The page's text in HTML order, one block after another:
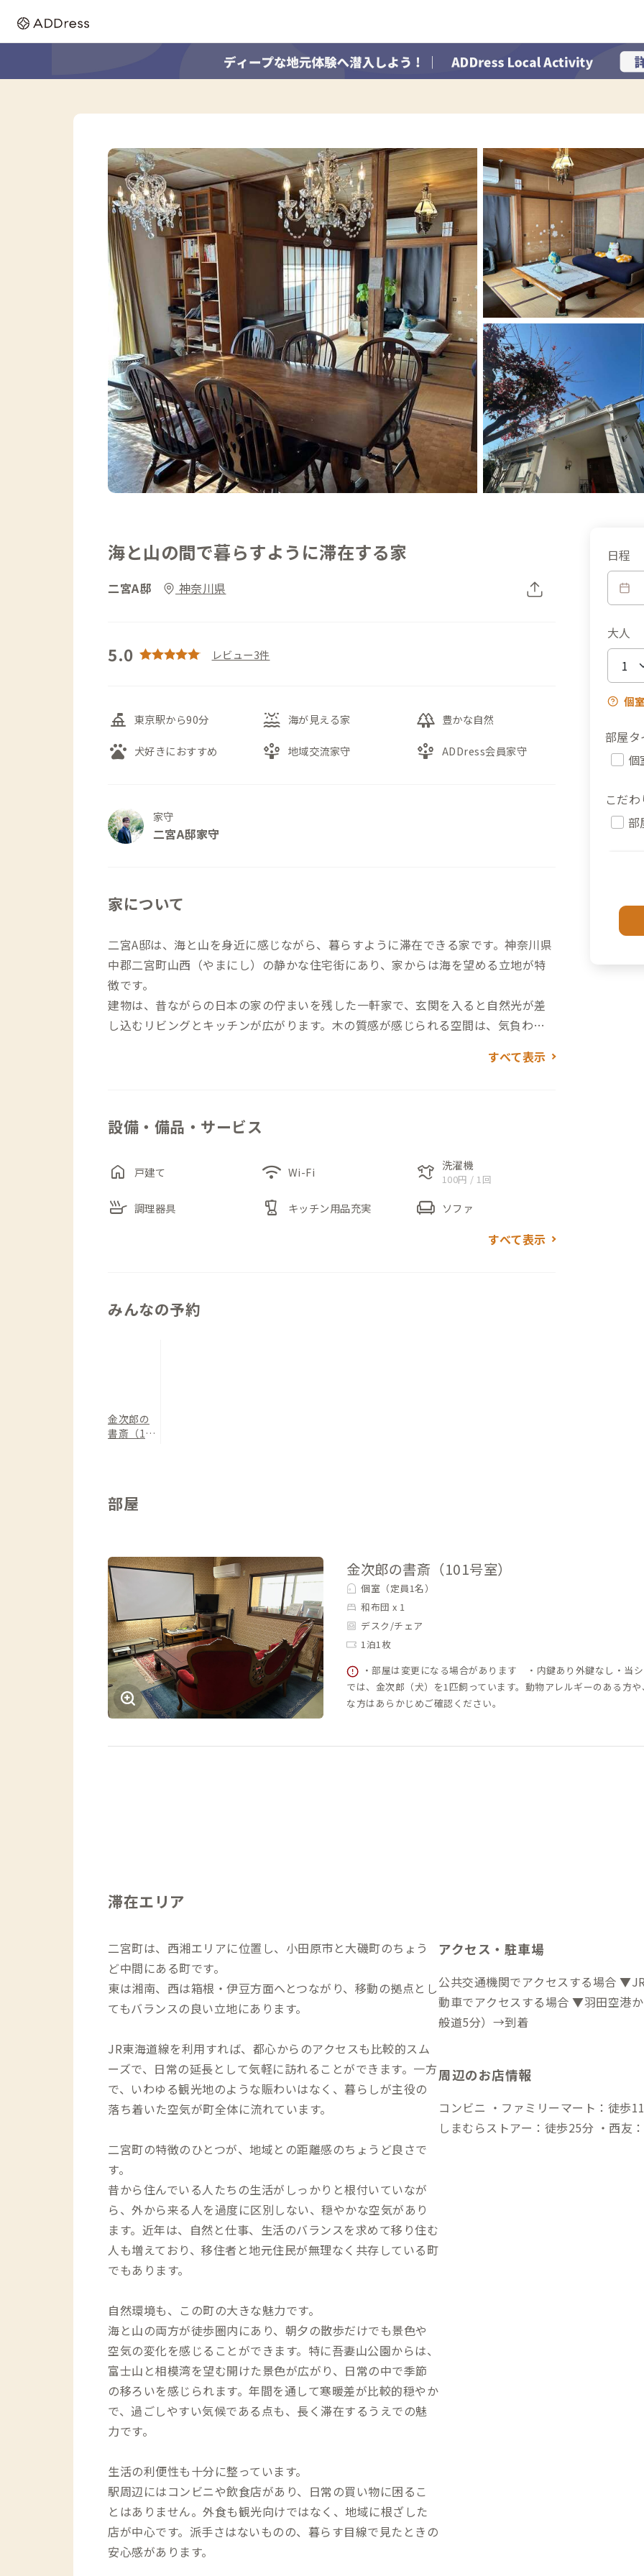
海と山の間で暮らすように滞在する家
二宮A邸 神奈川県
5.0 レビュー3件
things_to_do 東京駅から90分 water_lux 海が見える家 forest 豊かな自然
pets 犬好きにおすすめ person_play 地域交流家守 person_play ADDress会員家守
家守
二宮A邸家守
家について
二宮A邸は、海と山を身近に感じながら、暮らすように滞在できる家です。神奈川県
中郡二宮町山西（やまにし）の静かな住宅街にあり、家からは海を望める立地が特
徴です。
建物は、昔ながらの日本の家の佇まいを残した一軒家で、玄関を入ると自然光が差
し込むリビングとキッチンが広がります。木の質感が感じられる空間は、気負わず
リビングやキッチンは、会員が日常的に使いやすいシンプルなつくりです。自炊を
なじみやすい環境です。
で、徒歩圏内には海や山があり、散歩や気分転換もしやすい環境です。二宮A邸は、
すべて表示
設備・備品・サービス
home 戸建て wifi Wi-Fi laundry 洗濯機
100円 / 1回
skillet 調理器具 blender キッチン用品充実 chair ソファ
すべて表示
日程
大人
個
部屋タ
個
こだ
部
みんなの予約
金次郎の
書斎（10
部屋
金次郎の書斎（101号室）
個室（定員1名）
和布団 x 1
デスク/チェア
1泊1枚
・部屋は変更になる場合があります ・内鍵あり外鍵なし・当
では、金次郎（犬）を1匹飼っています。動物アレルギーのある方
な方はあらかじめご確認ください。
滞在エリア
二宮町は、西湘エリアに位置し、小田原市と大磯町のちょう
ど中間にある町です。
東は湘南、西は箱根・伊豆方面へとつながり、移動の拠点とし
てもバランスの良い立地にあります。
JR東海道線を利用すれば、都心からのアクセスも比較的スム
ーズで、日常の延長として気軽に訪れることができます。一方
で、いわゆる観光地のような賑わいはなく、暮らしが主役の
落ち着いた空気が町全体に流れています。
二宮町の特徴のひとつが、地域との距離感のちょうど良さで
す。
昔から住んでいる人たちの生活がしっかりと根付いていなが
ら、外から来る人を過度に区別しない、穏やかな空気があり
ます。近年は、自然と仕事、生活のバランスを求めて移り住む
人も増えており、移住者と地元住民が無理なく共存している町
でもあります。
自然環境も、この町の大きな魅力です。
海と山の両方が徒歩圏内にあり、朝夕の散歩だけでも景色や
空気の変化を感じることができます。特に吾妻山公園からは、
富士山と相模湾を望む開けた景色が広がり、日常の中で季節
の移ろいを感じられます。年間を通して寒暖差が比較的穏やか
で、過ごしやすい気候である点も、長く滞在するうえでの魅
力です。
生活の利便性も十分に整っています。
駅周辺にはコンビニや飲食店があり、日常の買い物に困るこ
とはありません。外食も観光向けではなく、地域に根ざした
店が中心です。派手さはないものの、暮らす目線で見たときの
安心感があります。
アクセス・駐車場
公共交通機関でアクセスする場合
動車でアクセスする場合 ▼羽田空
般道5分）→到着
周辺のお店情報
コンビニ ・ファミリーマート：徒歩11分 スーパー ・ユーコープ：徒歩
しまむらストアー：徒歩25分 ・西友